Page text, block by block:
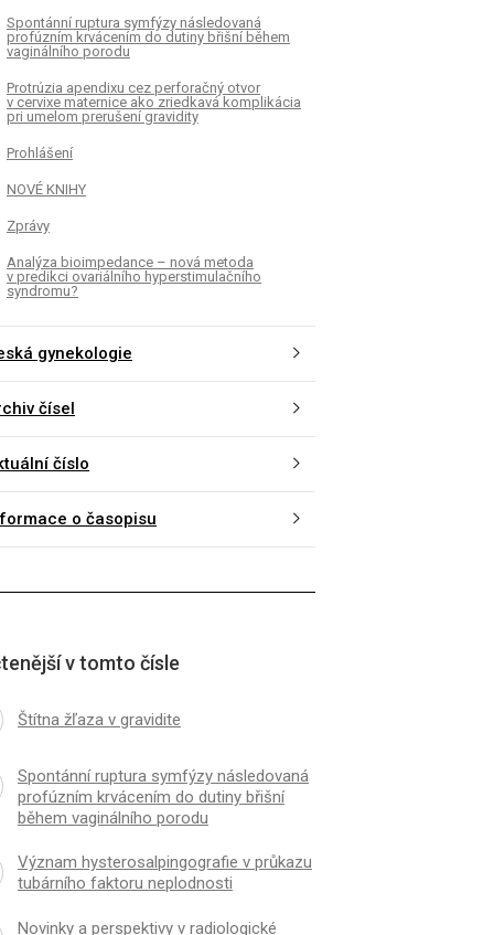
Spontánní ruptura symfýzy následovaná
profúzním krvácením do dutiny břišní během
vaginálního porodu
Protrúzia apendixu cez perforačný otvor
v cervixe maternice ako zriedkavá komplikácia
pri umelom prerušení gravidity
Prohlášení
NOVÉ KNIHY
Zprávy
Analýza bioimpedance – nová metoda
v predikci ovariálního hyperstimulačního
syndromu?
gynekologie
čísel
číslo
o časopisu
v tomto čísle
Štítna žľaza v gravidite
Spontánní ruptura symfýzy následovaná
profúzním krvácením do dutiny břišní
během vaginálního porodu
Význam hysterosalpingografie v průkazu
tubárního faktoru neplodnosti
Novinky a perspektivy v radiologické